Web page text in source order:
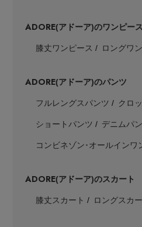
Stay in
ELLE SHOP
ADORE(アドーア)のワンピー
膝丈ワンピース ロングワ
ADORE(アドーア)のパンツ
フルレングスパンツ クロ
ショートパンツ デニムパ
コンビネゾン･オールインワ
ADORE(アドーア)のスカート
膝丈スカート ロングスカ